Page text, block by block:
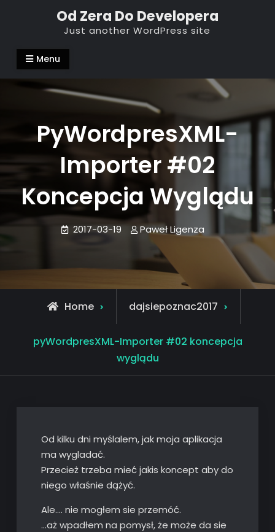
Od Zera Do Developera
Just another WordPress site
Menu
PyWordpresXML-
Importer #02
Koncepcja Wyglądu
2017-03-19 Paweł Ligenza
Home dajsiepoznac2017
pyWordpresXML-Importer #02 koncepcja
wyglądu
Od kilku dni myślalem, jak moja aplikacja
ma wygladać.
Przecież trzeba mieć jakis koncept aby do
niego właśnie dążyć.
Ale…. nie mogłem sie przemóć.
…aż wpadłem na pomysł, że może da sie